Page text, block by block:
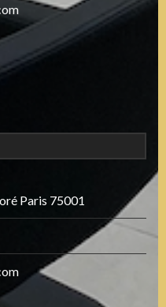
Paris 75001